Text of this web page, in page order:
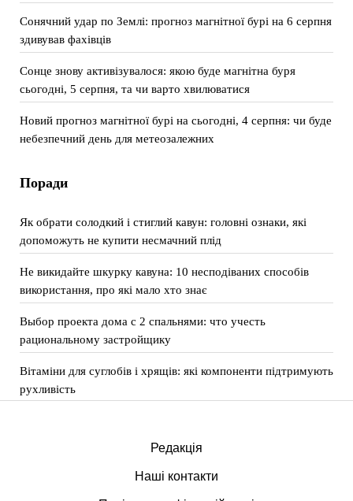
Сонячний удар по Землі: прогноз магнітної бурі на 6 серпня
здивував фахівців
Сонце знову активізувалося: якою буде магнітна буря
сьогодні, 5 серпня, та чи варто хвилюватися
Новий прогноз магнітної бурі на сьогодні, 4 серпня: чи буде
небезпечний день для метеозалежних
Поради
Як обрати солодкий і стиглий кавун: головні ознаки, які
допоможуть не купити несмачний плід
Не викидайте шкурку кавуна: 10 несподіваних способів
використання, про які мало хто знає
Выбор проекта дома с 2 спальнями: что учесть
рациональному застройщику
Вітаміни для суглобів і хрящів: які компоненти підтримують
рухливість
Редакція
Наші контакти